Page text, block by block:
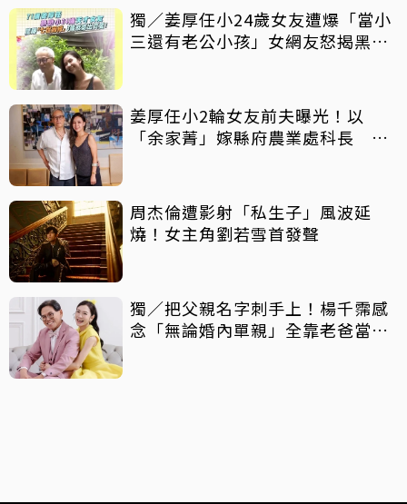
獨／姜厚任小24歲女友遭爆「當小
三還有老公小孩」女網友怒揭黑歷
姜厚任小2輪女友前夫曝光！以
「余家菁」嫁縣府農業處科長 交
周杰倫遭影射「私生子」風波延
燒！女主角劉若雪首發聲
獨／把父親名字刺手上！楊千霈感
念「無論婚內單親」全靠老爸當後